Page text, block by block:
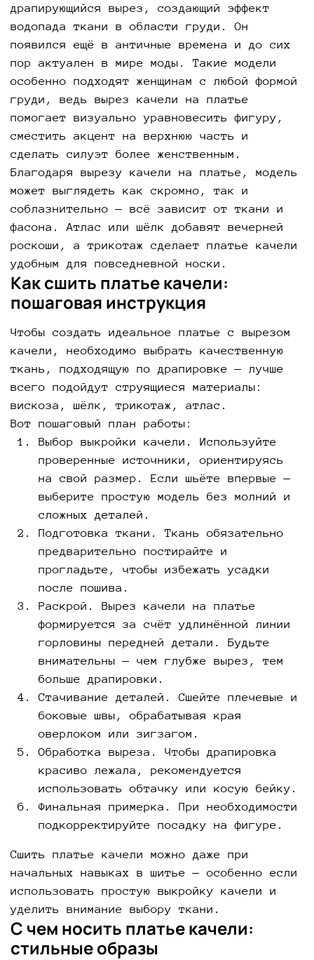
драпирующийся вырез, создающий эффект
водопада ткани в области груди. Он
появился ещё в античные времена и до сих
пор актуален в мире моды. Такие модели
особенно подходят женщинам с любой формой
груди, ведь вырез качели на платье
помогает визуально уравновесить фигуру,
сместить акцент на верхнюю часть и
сделать силуэт более женственным.
Благодаря вырезу качели на платье, модель
может выглядеть как скромно, так и
соблазнительно — всё зависит от ткани и
фасона. Атлас или шёлк добавят вечерней
роскоши, а трикотаж сделает платье качели
удобным для повседневной носки.
Как сшить платье качели:
пошаговая инструкция
Чтобы создать идеальное платье с вырезом
качели, необходимо выбрать качественную
ткань, подходящую по драпировке — лучше
всего подойдут струящиеся материалы:
вискоза, шёлк, трикотаж, атлас.
Вот пошаговый план работы:
Выбор выкройки качели. Используйте
проверенные источники, ориентируясь
на свой размер. Если шьёте впервые —
выберите простую модель без молний и
сложных деталей.
Подготовка ткани. Ткань обязательно
предварительно постирайте и
прогладьте, чтобы избежать усадки
после пошива.
Раскрой. Вырез качели на платье
формируется за счёт удлинённой линии
горловины передней детали. Будьте
внимательны — чем глубже вырез, тем
больше драпировки.
Стачивание деталей. Сшейте плечевые и
боковые швы, обрабатывая края
оверлоком или зигзагом.
Обработка выреза. Чтобы драпировка
красиво лежала, рекомендуется
использовать обтачку или косую бейку.
Финальная примерка. При необходимости
подкорректируйте посадку на фигуре.
Сшить платье качели можно даже при
начальных навыках в шитье — особенно если
использовать простую выкройку качели и
уделить внимание выбору ткани.
С чем носить платье качели:
стильные образы